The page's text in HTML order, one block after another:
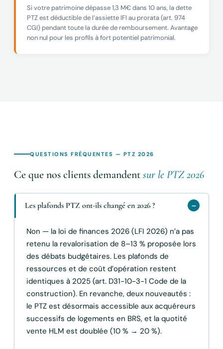
Si votre patrimoine dépasse 1,3 M€ dans 10 ans, la dette
PTZ est déductible de l’assiette IFI au prorata (art. 974
CGI) pendant toute la durée de remboursement. Avantage
non nul pour les profils à fort potentiel patrimonial.
QUESTIONS FRÉQUENTES — PTZ 2026
Ce que nos clients demandentsur le PTZ 2026
Les plafonds PTZ ont-ils changé en 2026 ?
Non — la loi de finances 2026 (LFI 2026) n’a pas
retenu la revalorisation de 8–13 % proposée lors
des débats budgétaires. Les plafonds de
ressources et de coût d’opération restent
identiques à 2025 (art. D31-10-3-1 Code de la
construction). En revanche, deux nouveautés :
le PTZ est désormais accessible aux acquéreurs
successifs de logements en BRS, et la quotité
vente HLM est doublée (10 % → 20 %).